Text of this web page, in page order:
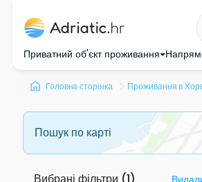
Приватний об'єкт проживання
Головна сторінка Проживання в
Пошук по карті